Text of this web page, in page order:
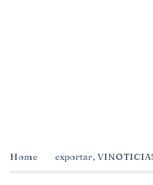
Home exportar,